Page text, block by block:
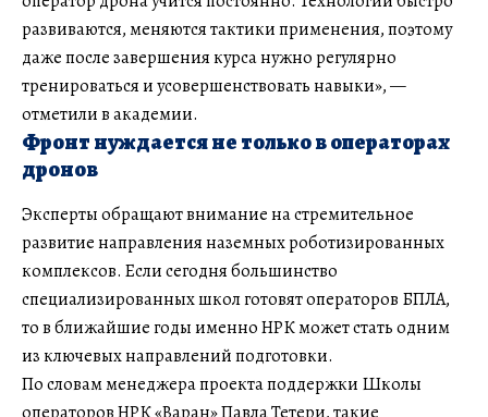
развиваются, меняются тактики применения, поэтому
даже после завершения курса нужно регулярно
тренироваться и усовершенствовать навыки», —
отметили в академии.
Фронт нуждается не только в операторах
дронов
Эксперты обращают внимание на стремительное
развитие направления наземных роботизированных
комплексов. Если сегодня большинство
специализированных школ готовят операторов БПЛА,
то в ближайшие годы именно НРК может стать одним
из ключевых направлений подготовки.
По словам менеджера проекта поддержки Школы